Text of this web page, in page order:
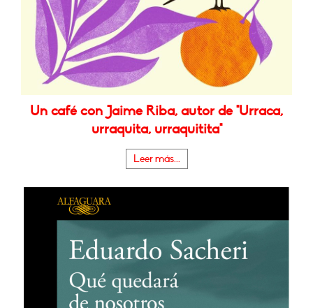
Un café con Jaime Riba, autor de "Urraca,
urraquita, urraquitita"
Leer más...